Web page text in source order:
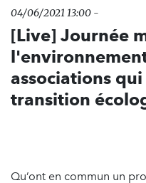
04/06/2021 13:00 -
[Live] Journée
associations
transition
Qu’ont en commun un